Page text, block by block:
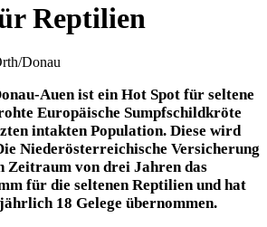
Reptilien
Donau
Auen ist ein Hot Spot für seltene
Europäische Sumpfschildkröte
intakten Population. Diese wird
Niederösterreichische Versicherung
Zeitraum von drei Jahren das
für die seltenen Reptilien und hat
18 Gelege übernommen.